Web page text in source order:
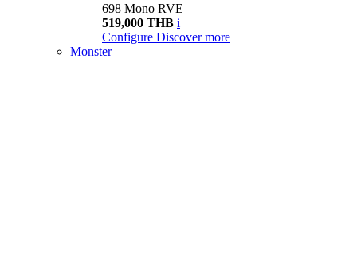
698 Mono RVE
519,000 THB i
Configure Discover more
Monster